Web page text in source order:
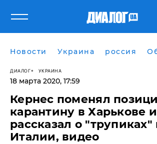
Новости Украина россия
ДИАЛОГ УКРАИНА
18 марта 2020, 17:59
​Кернес поменял
карантину в Харькове и
рассказал о "трупиках"
Италии, видео